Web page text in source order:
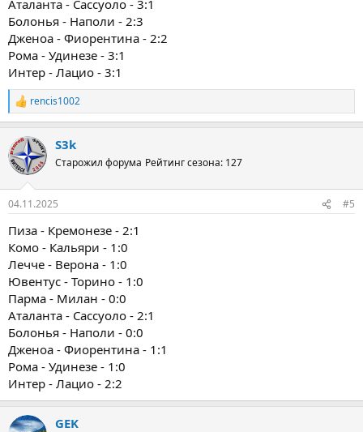
Аталанта - Сассуоло - 3:1
Болонья - Наполи - 2:3
Дженоа - Фиорентина - 2:2
Рома - Удинезе - 3:1
Интер - Лацио - 3:1
Р
е
к
ц
и
rencis1002
S3k
Старожил форума Рейтинг сезона: 127
04.11.2025 #5
Пиза - Кремонезе - 2:1
Комо - Кальяри - 1:0
Лечче - Верона - 1:0
Ювентус - Торино - 1:0
Парма - Милан - 0:0
Аталанта - Сассуоло - 2:1
Болонья - Наполи - 0:0
Дженоа - Фиорентина - 1:1
Рома - Удинезе - 1:0
Интер - Лацио - 2:2
GEK